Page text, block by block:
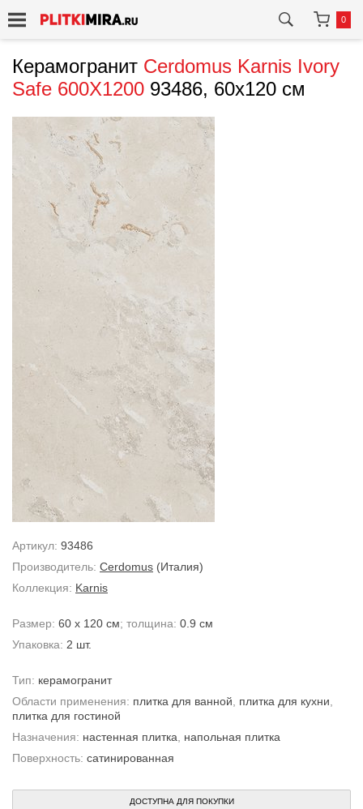
0
Керамогранит Cerdomus Karnis Ivory
Safe 600X1200 93486, 60x120 см
Артикул: 93486
Производитель: Cerdomus (Италия)
Коллекция: Karnis
Размер: 60 x 120 см; толщина: 0.9 см
Упаковка: 2 шт.
Тип: керамогранит
Области применения: плитка для ванной плитка для кухни
плитка для гостиной
Назначения: настенная плитка
напольная плитка
Поверхность: сатинированная
ДОСТУПНА ДЛЯ ПОКУПКИ